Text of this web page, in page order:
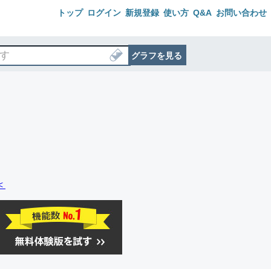
トップ ログイン 新規登録 使い方 Q&A お問い合わせ
グラフを見る